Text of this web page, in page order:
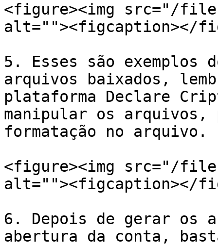
<figure><img src="/files/
alt=""><figcaption></
5. Esses são exemplos
arquivos baixados,
plataforma Declare
manipular os arquivos,
formatação no arquivo.
<figure><img src="/files/
alt=""><figcaption></
6. Depois de gerar os
abertura da conta,